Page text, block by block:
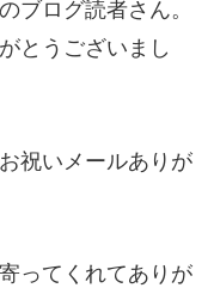
ブログ読者さん。
とうございまし
祝いメールありが
ってくれてありが